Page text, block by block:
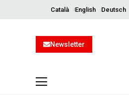
Català English Deutsch
Newsletter